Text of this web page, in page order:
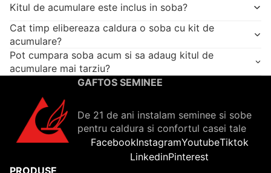
Kitul de acumulare este inclus in soba?
Cat timp elibereaza caldura o soba cu kit de
acumulare?
Pot cumpara soba acum si sa adaug kitul de
acumulare mai tarziu?
GAFTOS SEMINEE
De 21 de ani instalam seminee si sobe
pentru caldura si confortul casei tale
FacebookInstagramYoutubeTiktok
LinkedinPinterest
PRODUSE